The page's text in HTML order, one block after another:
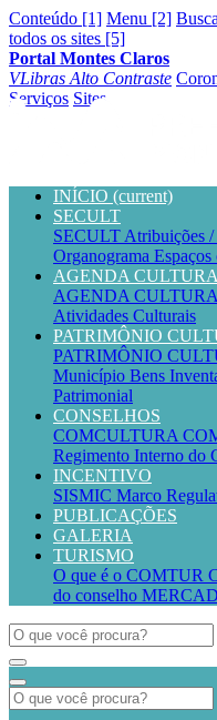
Conteúdo [1] Menu [2]
todos os sites [5]
Portal Montes Claros
VLibras Alto Contraste
Serviços Sites
INÍCIO (current)
SECULT
SECULT Atribuições /
Organograma
AGENDA
AGENDA
Atividades Culturais
PATRIMÔNIO
PATRIMÔNIO
Município Bens
Patrimonial
CONSELHOS
COMCULTURA
Regimento Interno do
INCENTIVO
SISMIC Marco
PUBLICAÇÕES
GALERIA
TURISMO
O que é o COMTUR
do conselho